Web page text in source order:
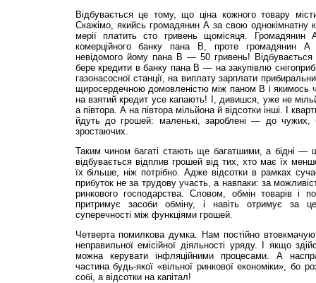
Відбувається це тому, що ціна кожного товару
Скажімо, якийсь громадянин А за свою однокімнатну
мерії платить сто гривень щомісяця. Громадянин
комерційного банку пана В, проте громадянин
невідомого йому пана В — 50 гривень!
бере кредити в банку пана В — на закупівлю
газонасосної станції, на виплату зарплати
щиросердечною домовленістю між паном В і якимось
на взятий кредит усе капають! І, дивишся, уже не
а півтора. А на півтора мільйона й відсотки інші. І
йдуть до грошей: маленькі, зароблені — до чужих,
зростаючих.
Таким чином багаті стають ще багатшими, а бідні —
відбувається відплив грошей від тих, хто має їх
їх більше, ніж потрібно. Адже відсотки в рамках
прибуток не за трудову участь, а навпаки: за
ринкового господарства. Словом, обмін товарів і
притримує засоби обміну, і навіть отримує за
суперечності між функціями грошей.
Четверта помилкова думка. Нам постійно
неправильної емісійної діяльності уряду. І якщо
можна керувати інфляційними процесами. А
частина будь-якої «вільної ринкової економіки», бо
собі, а відсотки на капітал!